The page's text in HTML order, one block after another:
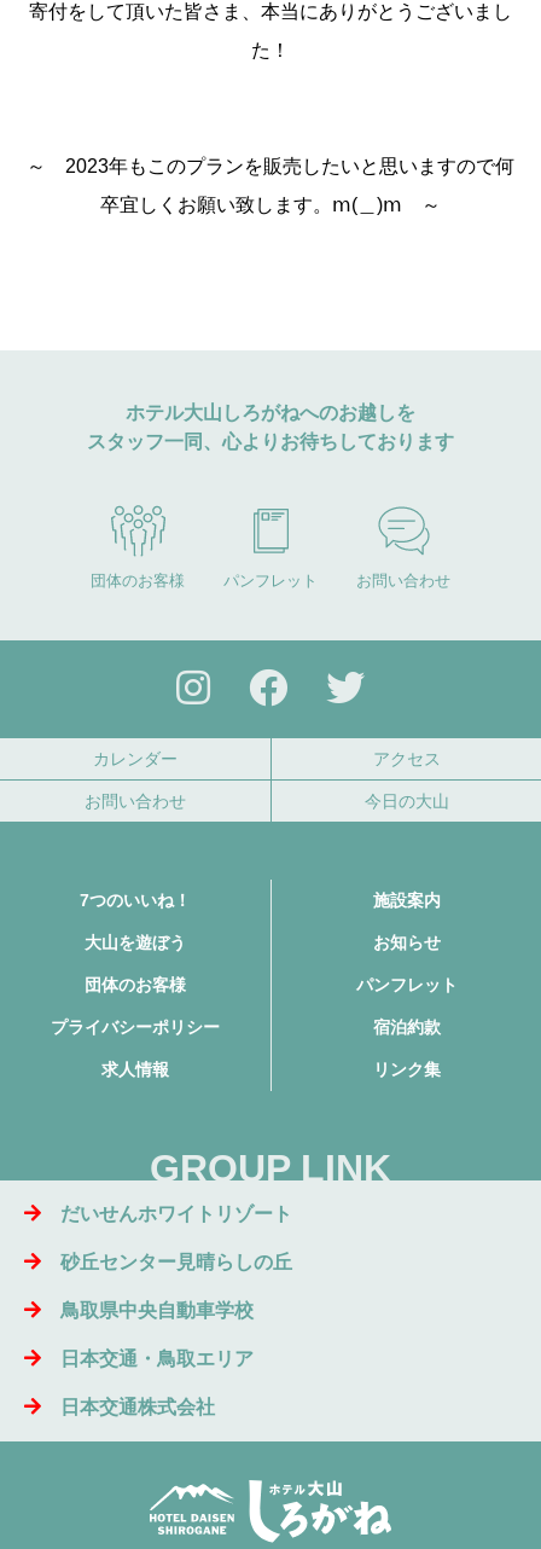
寄付をして頂いた皆さま、本当にありがとうございまし
た！
～ 2023年もこのプランを販売したいと思いますので何
卒宜しくお願い致します。ⅿ(＿)ⅿ ～
ホテル大山しろがねへのお越しを
スタッフ一同、心よりお待ちしております
団体のお客様 パンフレット お問い合わせ
カレンダー アクセス
お問い合わせ 今日の大山
7つのいいね！ 施設案内
大山を遊ぼう お知らせ
団体のお客様 パンフレット
プライバシーポリシー 宿泊約款
求人情報 リンク集
GROUP LINK
だいせんホワイトリゾート
砂丘センター見晴らしの丘
鳥取県中央自動車学校
日本交通・鳥取エリア
日本交通株式会社